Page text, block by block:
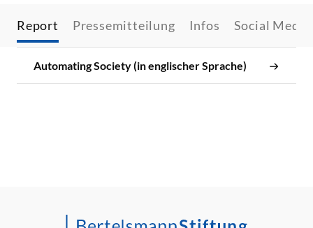
Report Pressemitteilung Infos Social Media
Automating Society (in englischer Sprache)